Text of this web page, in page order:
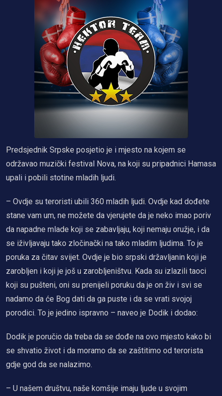
Predsjednik Srpske posjetio je i mjesto na kojem se
održavao muzički festival Nova, na koji su pripadnici Hamasa
upali i pobili stotine mladih ljudi.
– Ovdje su teroristi ubili 360 mladih ljudi. Ovdje kad dođete
stane vam um, ne možete da vjerujete da je neko imao poriv
da napadne mlade koji se zabavljaju, koji nemaju oružje, i da
se iživljavaju tako zločinački na tako mladim ljudima. To je
poruka za čitav svijet. Ovdje je bio srpski državljanin koji je
zarobljen i koji je još u zarobljeništvu. Kada su izlazili taoci
koji su pušteni, oni su prenijeli poruku da je on živ i svi se
nadamo da će Bog dati da ga puste i da se vrati svojoj
porodici. To je jedino ispravno – naveo je Dodik i dodao:
Dodik je poručio da treba da se dođe na ovo mjesto kako bi
se shvatio život i da moramo da se zaštitimo od terorista
gdje god da se nalazimo.
– U našem društvu, naše komšije imaju ljude u svojim